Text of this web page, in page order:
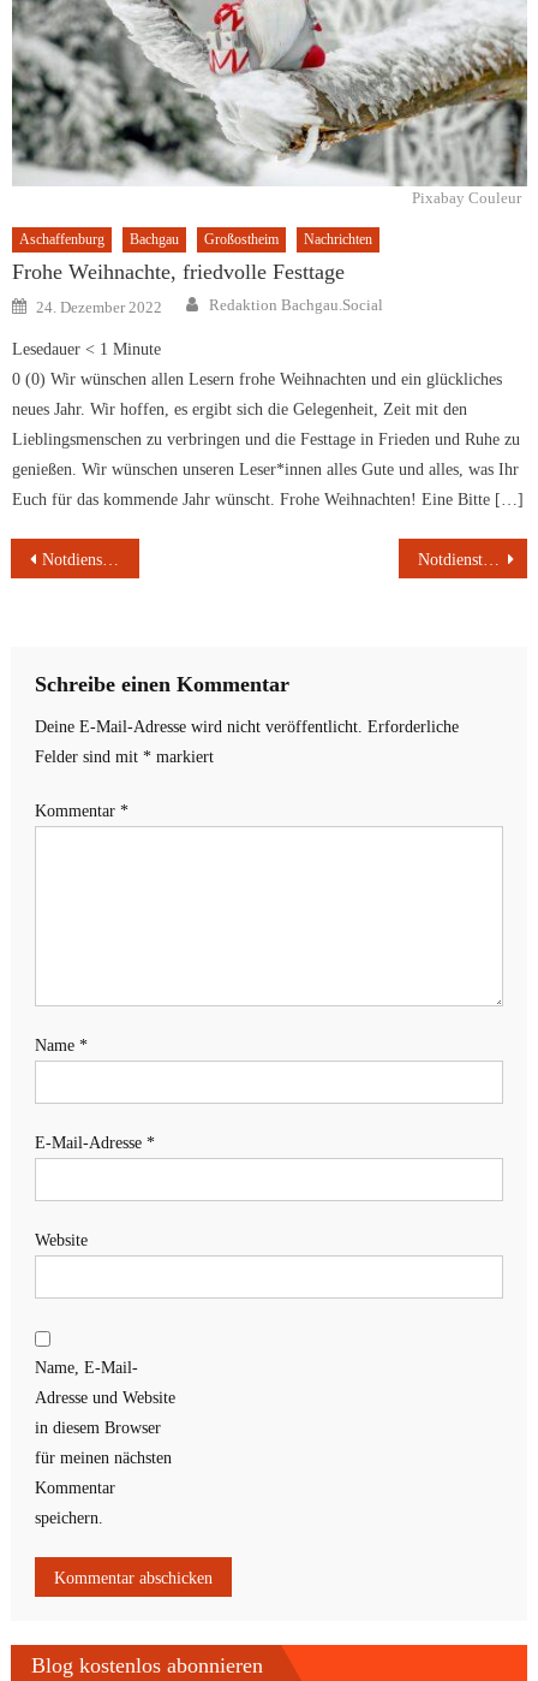
Pixabay Couleur
Aschaffenburg Bachgau Großostheim Nachrichten
Frohe Weihnachte, friedvolle Festtage
Posted
on
24. Dezember 2022 Author
Redaktion Bachgau.Social
Lesedauer < 1 Minute
0 (0) Wir wünschen allen Lesern frohe Weihnachten und ein glückliches
neues Jahr. Wir hoffen, es ergibt sich die Gelegenheit, Zeit mit den
Lieblingsmenschen zu verbringen und die Festtage in Frieden und Ruhe zu
genießen. Wir wünschen unseren Leser*innen alles Gute und alles, was Ihr
Euch für das kommende Jahr wünscht. Frohe Weihnachten! Eine Bitte […]
Beitragsnavigation
Notdienste Bachgau, Stadt und LK Aschaffenburg vom 09.01-15.01.2023 Notdienste Bachgau, Stadt und LK Aschaffenburg vom 16.01-22.01.2023
Schreibe einen Kommentar
Deine E-Mail-Adresse wird nicht veröffentlicht. Erforderliche
Felder sind mit *markiert
Kommentar *
Name *
E-Mail-Adresse *
Website
Name, E-Mail-
Adresse und Website
in diesem Browser
für meinen nächsten
Kommentar
speichern.
Blog kostenlos abonnieren